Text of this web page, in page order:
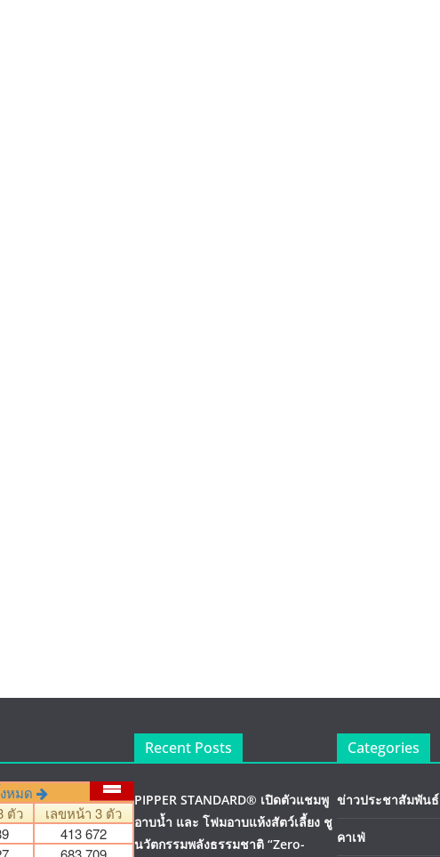
Recent Posts
PIPPER STANDARD® เปิดตัวแชมพู
อาบน้ำ และ โฟมอาบแห้งสัตว์เลี้ยง ชู
นวัตกรรมพลังธรรมชาติ “Zero-
Categories
ข่าวประชาสัมพันธ์
คาเฟ่